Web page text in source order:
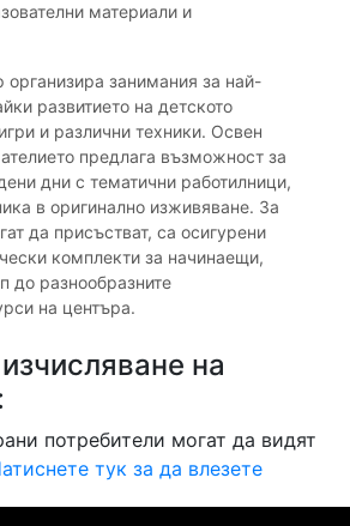
материали и
организира занимания за най-
развитието на детското
и различни техники. Освен
предлага възможност за
дни с тематични работилници,
в оригинално изживяване. За
да присъстват, са осигурени
комплекти за начинаещи,
до разнообразните
на центъра.
на
потребители могат да видят
тук за да влезете